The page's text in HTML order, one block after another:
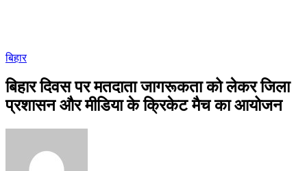
बिहार
बिहार दिवस पर मतदाता जागरूकता को लेकर जिला
प्रशासन और मीडिया के क्रिकेट मैच का आयोजन